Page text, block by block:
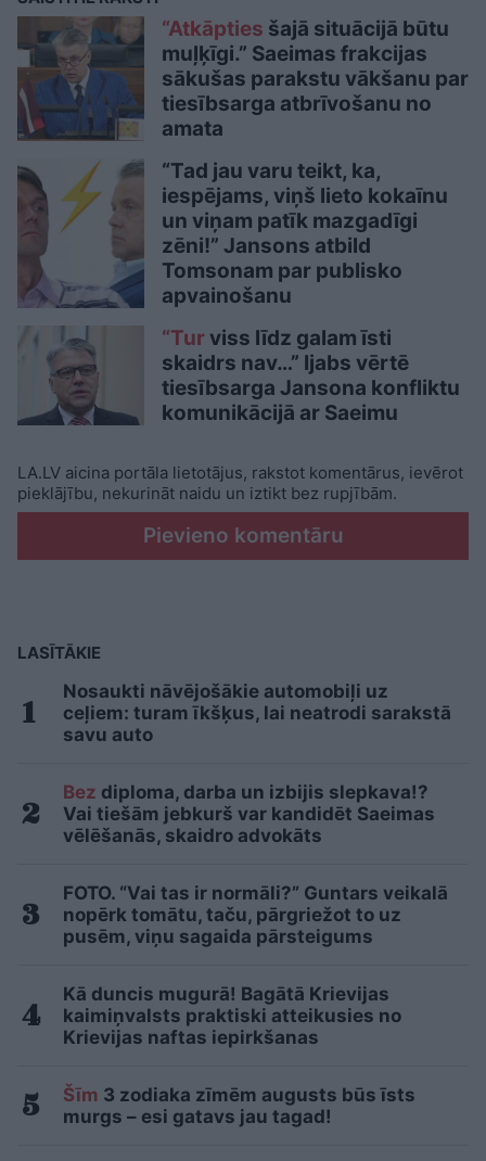
“Atkāpties šajā situācijā būtu
muļķīgi.” Saeimas frakcijas
sākušas parakstu vākšanu par
tiesībsarga atbrīvošanu no
amata
“Tad jau varu teikt, ka,
iespējams, viņš lieto kokaīnu
un viņam patīk mazgadīgi
zēni!” Jansons atbild
Tomsonam par publisko
apvainošanu
“Tur viss līdz galam īsti
skaidrs nav…” Ijabs vērtē
tiesībsarga Jansona konfliktu
komunikācijā ar Saeimu
LA.LV aicina portāla lietotājus, rakstot komentārus, ievērot
pieklājību, nekurināt naidu un iztikt bez rupjībām.
Pievieno komentāru
LASĪTĀKIE
Nosaukti nāvējošākie automobiļi uz
ceļiem: turam īkšķus, lai neatrodi sarakstā
savu auto
Bez diploma, darba un izbijis slepkava!?
Vai tiešām jebkurš var kandidēt Saeimas
vēlēšanās, skaidro advokāts
FOTO. “Vai tas ir normāli?” Guntars veikalā
nopērk tomātu, taču, pārgriežot to uz
pusēm, viņu sagaida pārsteigums
Kā duncis mugurā! Bagātā Krievijas
kaimiņvalsts praktiski atteikusies no
Krievijas naftas iepirkšanas
Šīm 3 zodiaka zīmēm augusts būs īsts
murgs – esi gatavs jau tagad!